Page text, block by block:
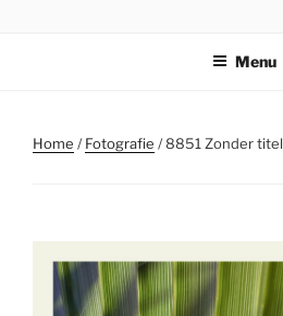
Menu
Home /Fotografie / 8851 Zonder titel